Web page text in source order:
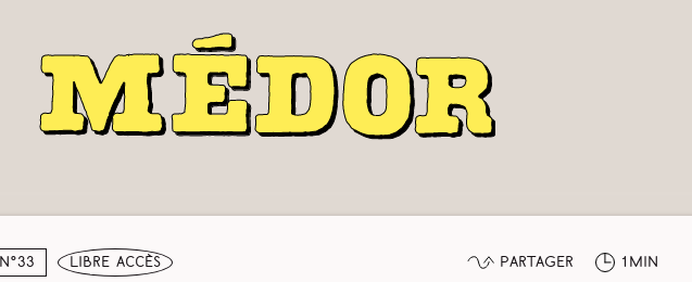
N°33 libre accès Partager 1min